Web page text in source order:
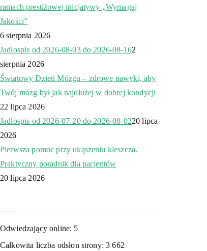
ramach prestiżowej inicjatywy „Wymagaj
Jakości”
6 sierpnia 2026
Jadłospis od 2026-08-03 do 2026-08-162
sierpnia 2026
Światowy Dzień Mózgu – zdrowe nawyki, aby
Twój mózg był jak najdłużej w dobrej kondycji
22 lipca 2026
Jadłospis od 2026-07-20 do 2026-08-0220 lipca
2026
Pierwsza pomoc przy ukąszeniu kleszcza.
Praktyczny poradnik dla pacjentów
20 lipca 2026
Odwiedzający online: 5
Całkowita liczba odsłon strony:3 662